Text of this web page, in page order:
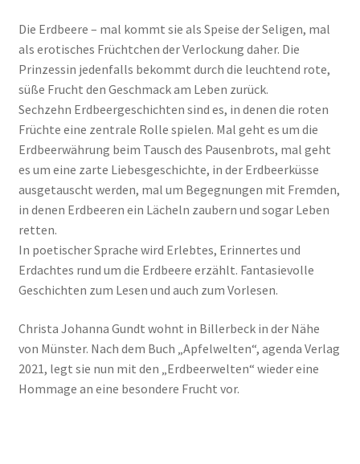
Die Erdbeere – mal kommt sie als Speise der Seligen, mal
als erotisches Früchtchen der Verlockung daher. Die
Prinzessin jedenfalls bekommt durch die leuchtend rote,
süße Frucht den Geschmack am Leben zurück.
Sechzehn Erdbeergeschichten sind es, in denen die roten
Früchte eine zentrale Rolle spielen. Mal geht es um die
Erdbeerwährung beim Tausch des Pausenbrots, mal geht
es um eine zarte Liebesgeschichte, in der Erdbeerküsse
ausgetauscht werden, mal um Begegnungen mit Fremden,
in denen Erdbeeren ein Lächeln zaubern und sogar Leben
retten.
In poetischer Sprache wird Erlebtes, Erinnertes und
Erdachtes rund um die Erdbeere erzählt. Fantasievolle
Geschichten zum Lesen und auch zum Vorlesen.
Christa Johanna Gundt wohnt in Billerbeck in der Nähe
von Münster. Nach dem Buch „Apfelwelten“, agenda Verlag
2021, legt sie nun mit den „Erdbeerwelten“ wieder eine
Hommage an eine besondere Frucht vor.